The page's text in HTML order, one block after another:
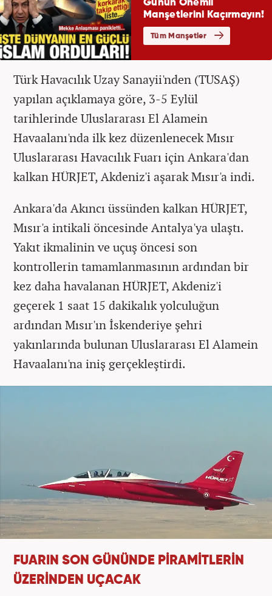
Türk Havacılık Uzay Sanayii'nden (TUSAŞ)
yapılan açıklamaya göre, 3-5 Eylül
tarihlerinde Uluslararası El Alamein
Havaalanı'nda ilk kez düzenlenecek Mısır
Uluslararası Havacılık Fuarı için Ankara'dan
kalkan HÜRJET, Akdeniz'i aşarak Mısır'a indi.
Ankara'da Akıncı üssünden kalkan HÜRJET,
Mısır'a intikali öncesinde Antalya'ya ulaştı.
Yakıt ikmalinin ve uçuş öncesi son
kontrollerin tamamlanmasının ardından bir
kez daha havalanan HÜRJET, Akdeniz'i
geçerek 1 saat 15 dakikalık yolculuğun
ardından Mısır'ın İskenderiye şehri
yakınlarında bulunan Uluslararası El Alamein
Havaalanı'na iniş gerçekleştirdi.
FUARIN SON GÜNÜNDE PİRAMİTLERİN
ÜZERİNDEN UÇACAK